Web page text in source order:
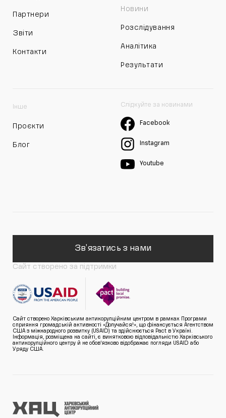
Партнери
Звіти
Контакти
Новини
Розслідування
Аналітика
Результати
Інше
Проєкти
Блог
Слідкуйте за новинами
Facebook
Instagram
Youtube
Зв'язатись з нами
Сайт створено за підтримки
Сайт створено Харківським антикорупційним центром в рамках Програми
сприяння громадській активності «Долучайся!», що фінансується Агентством
США з міжнародного розвитку (USAID) та здійснюється Pact в Україні.
Інформація, розміщена на сайті, є винятковою відповідальністю Харківського
антикорупційного центру й не обов’язково відображає погляди USAID або
Уряду США.